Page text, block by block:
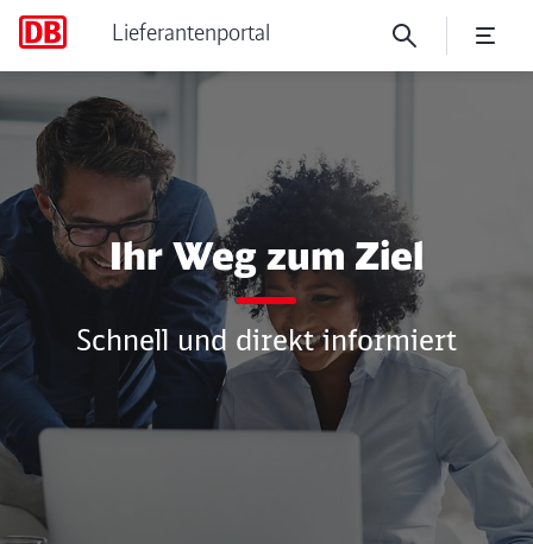
EU-Verordnung über
Lieferantenportal
Ihr Weg zum Ziel
Schnell und direkt informiert